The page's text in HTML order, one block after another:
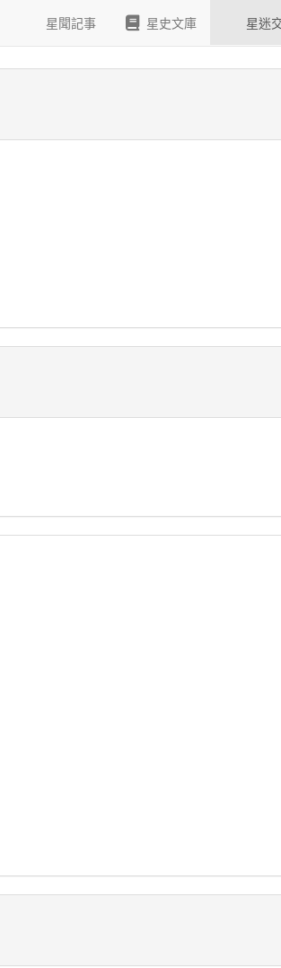
星聞記事 星史文庫 星迷